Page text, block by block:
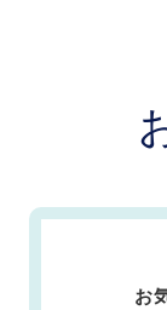
お